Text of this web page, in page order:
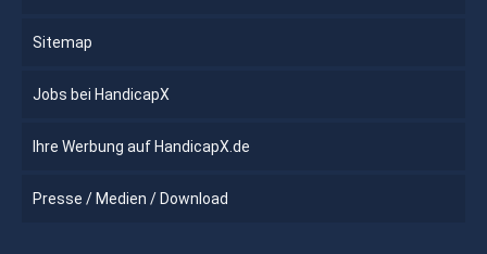
Sitemap
Jobs bei HandicapX
Ihre Werbung auf HandicapX.de
Presse / Medien / Download